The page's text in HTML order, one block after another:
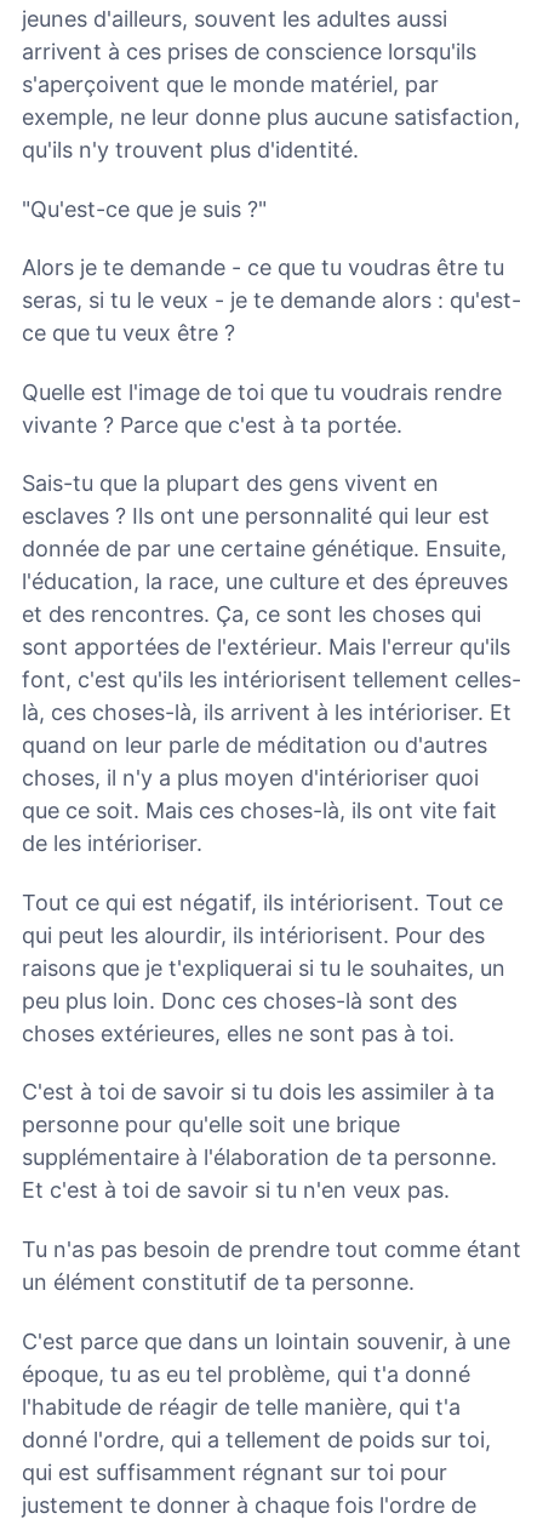
jeunes d'ailleurs, souvent les adultes aussi
arrivent à ces prises de conscience lorsqu'ils
s'aperçoivent que le monde matériel, par
exemple, ne leur donne plus aucune satisfaction,
qu'ils n'y trouvent plus d'identité.
"Qu'est-ce que je suis ?"
Alors je te demande - ce que tu voudras être tu
seras, si tu le veux - je te demande alors : qu'est-
ce que tu veux être ?
Quelle est l'image de toi que tu voudrais rendre
vivante ? Parce que c'est à ta portée.
Sais-tu que la plupart des gens vivent en
esclaves ? Ils ont une personnalité qui leur est
donnée de par une certaine génétique. Ensuite,
l'éducation, la race, une culture et des épreuves
et des rencontres. Ça, ce sont les choses qui
sont apportées de l'extérieur. Mais l'erreur qu'ils
font, c'est qu'ils les intériorisent tellement celles-
là, ces choses-là, ils arrivent à les intérioriser. Et
quand on leur parle de méditation ou d'autres
choses, il n'y a plus moyen d'intérioriser quoi
que ce soit. Mais ces choses-là, ils ont vite fait
de les intérioriser.
Tout ce qui est négatif, ils intériorisent. Tout ce
qui peut les alourdir, ils intériorisent. Pour des
raisons que je t'expliquerai si tu le souhaites, un
peu plus loin. Donc ces choses-là sont des
choses extérieures, elles ne sont pas à toi.
C'est à toi de savoir si tu dois les assimiler à ta
personne pour qu'elle soit une brique
supplémentaire à l'élaboration de ta personne.
Et c'est à toi de savoir si tu n'en veux pas.
Tu n'as pas besoin de prendre tout comme étant
un élément constitutif de ta personne.
C'est parce que dans un lointain souvenir, à une
époque, tu as eu tel problème, qui t'a donné
l'habitude de réagir de telle manière, qui t'a
donné l'ordre, qui a tellement de poids sur toi,
qui est suffisamment régnant sur toi pour
justement te donner à chaque fois l'ordre de